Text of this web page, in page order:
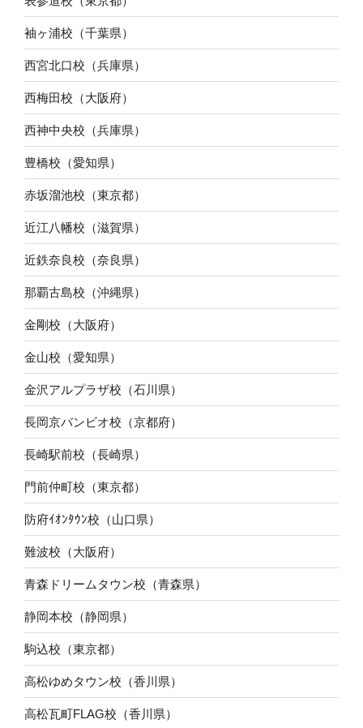
袖ヶ浦校（千葉県）
西宮北口校（兵庫県）
西梅田校（大阪府）
西神中央校（兵庫県）
豊橋校（愛知県）
赤坂溜池校（東京都）
近江八幡校（滋賀県）
近鉄奈良校（奈良県）
那覇古島校（沖縄県）
金剛校（大阪府）
金山校（愛知県）
金沢アルプラザ校（石川県）
長岡京バンビオ校（京都府）
長崎駅前校（長崎県）
門前仲町校（東京都）
防府ｲｵﾝﾀｳﾝ校（山口県）
難波校（大阪府）
青森ドリームタウン校（青森県）
静岡本校（静岡県）
駒込校（東京都）
高松ゆめタウン校（香川県）
高松瓦町FLAG校（香川県）